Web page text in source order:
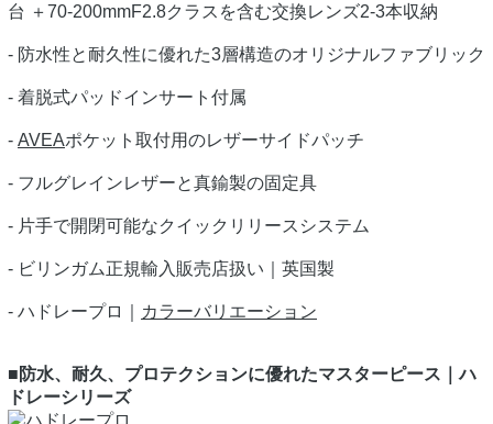
台 ＋70-200mmF2.8クラスを含む交換レンズ2-3本収納
- 防水性と耐久性に優れた3層構造のオリジナルファブリック
- 着脱式パッドインサート付属
- AVEAポケット取付用のレザーサイドパッチ
- フルグレインレザーと真鍮製の固定具
- 片手で開閉可能なクイックリリースシステム
- ビリンガム正規輸入販売店扱い｜英国製
- ハドレープロ｜ カラーバリエーション
■防水、耐久、プロテクションに優れたマスターピース｜ハ
ドレーシリーズ